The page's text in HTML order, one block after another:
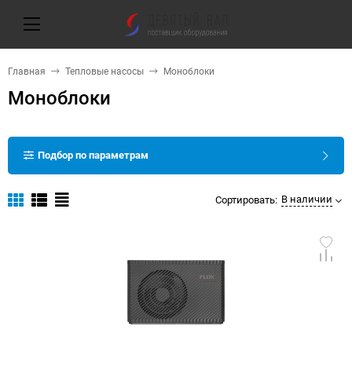
Главная Тепловые насосы Моноблоки
Моноблоки
Подбор по параметрам
Сортировать: В наличии